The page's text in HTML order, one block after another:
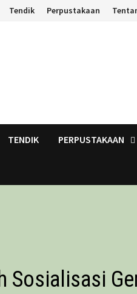
Tendik Perpustakaan
TENDIK PERPUSTAKAAN
Sosialisasi